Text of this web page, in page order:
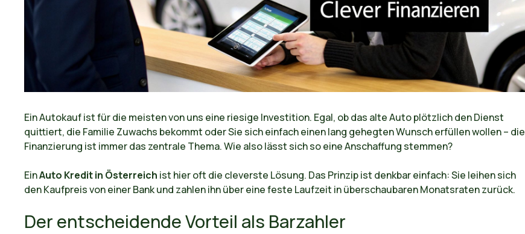
Ein Autokauf ist für die meisten von uns eine riesige Investition. Egal, ob das alte Auto plötzlich den Dienst
quittiert, die Familie Zuwachs bekommt oder Sie sich einfach einen lang gehegten Wunsch erfüllen wollen – die
Finanzierung ist immer das zentrale Thema. Wie also lässt sich so eine Anschaffung stemmen?
EinAuto Kredit in Österreich ist hier oft die cleverste Lösung. Das Prinzip ist denkbar einfach: Sie leihen sich
den Kaufpreis von einer Bank und zahlen ihn über eine feste Laufzeit in überschaubaren Monatsraten zurück.
Der entscheidende Vorteil als Barzahler